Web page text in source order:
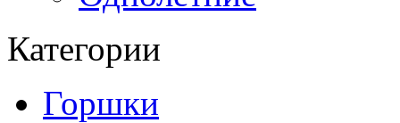
Категории
Горшки